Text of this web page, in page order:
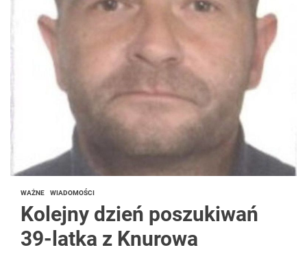
WAŻNE WIADOMOŚCI
Kolejny dzień poszukiwań
39-latka z Knurowa